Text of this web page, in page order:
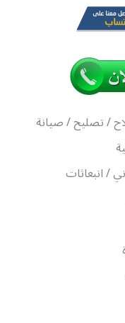
/ تصليح / صيانة
/ انبعاثات